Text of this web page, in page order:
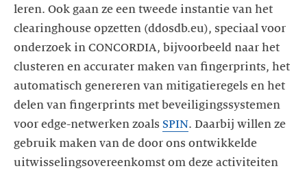
leren. Ook gaan ze een tweede instantie van het
clearinghouse opzetten (ddosdb.eu), speciaal voor
onderzoek in CONCORDIA, bijvoorbeeld naar het
clusteren en accurater maken van fingerprints, het
automatisch genereren van mitigatieregels en het
delen van fingerprints met beveiligingssystemen
voor edge-netwerken zoals SPIN. Daarbij willen ze
gebruik maken van de door ons ontwikkelde
uitwisselingsovereenkomst om deze activiteiten